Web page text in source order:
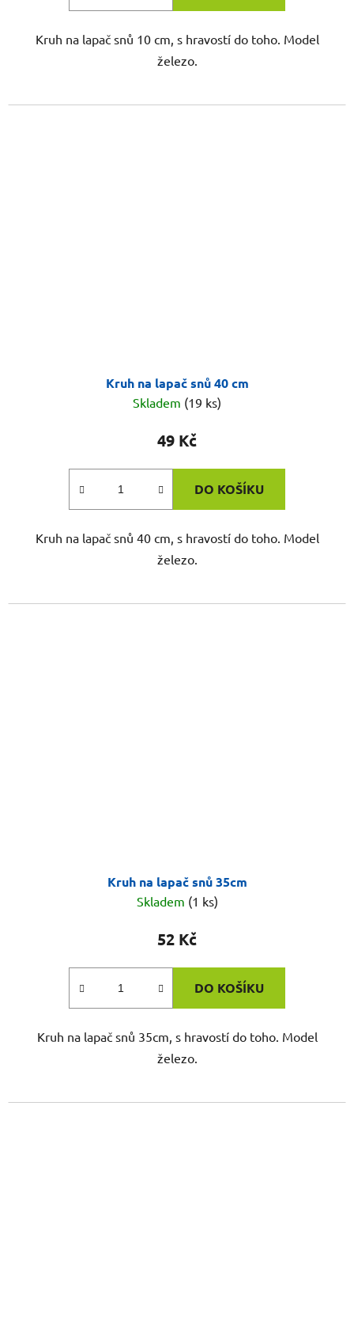
Kruh na lapač snů 10 cm, s hravostí do toho. Model
železo.
Kruh na lapač snů 40 cm
Skladem (19 ks)
49 Kč
DO KOŠÍKU
Kruh na lapač snů 40 cm, s hravostí do toho. Model
železo.
Kruh na lapač snů 35cm
Skladem (1 ks)
52 Kč
DO KOŠÍKU
Kruh na lapač snů 35cm, s hravostí do toho. Model
železo.